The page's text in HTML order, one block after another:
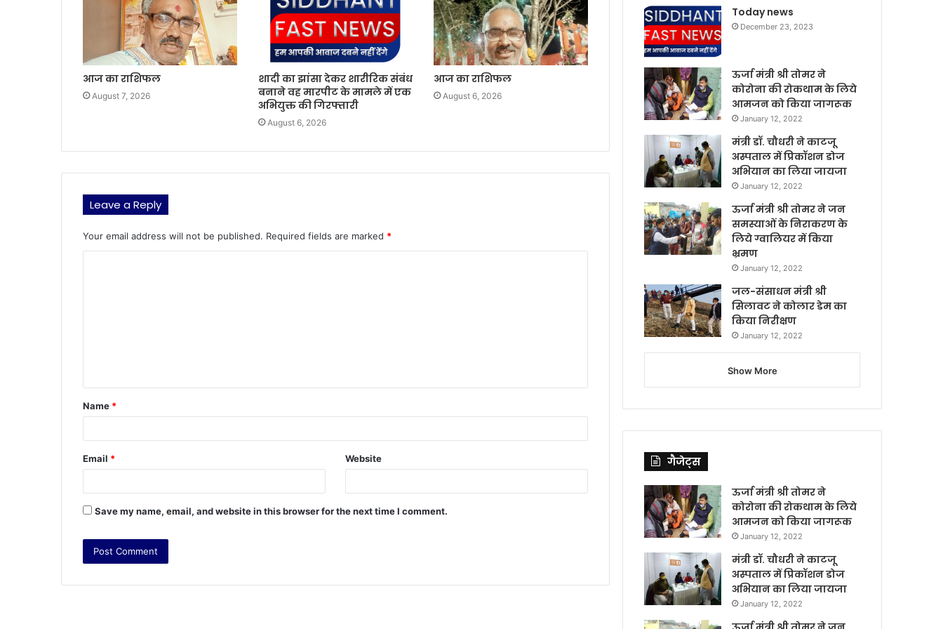
आज का राशिफल
August 7, 2026
शादी का झांसा देकर शारीरिक संबंध
बनाने वह मारपीट के मामले में एक
अभियुक्त की गिरफ्तारी
August 6, 2026
आज का राशिफल
August 6, 2026
Leave a Reply
Your email address will not be published. Required fields are marked *
t
*
Name *
Email * Website
Save my name, email, and website in this browser for the next time I comment.
Today news
December 23, 2023
ऊर्जा मंत्री श्री तोमर ने
कोरोना की रोकथाम के लिये
आमजन को किया जागरूक
January 12, 2022
मंत्री डॉ. चौधरी ने काटजू
अस्पताल में प्रिकॉशन डोज
अभियान का लिया जायजा
January 12, 2022
ऊर्जा मंत्री श्री तोमर ने जन
समस्याओं के निराकरण के
लिये ग्वालियर में किया
भ्रमण
January 12, 2022
जल-संसाधन मंत्री श्री
सिलावट ने कोलार डेम का
किया निरीक्षण
January 12, 2022
Show More
गैजेट्स
ऊर्जा मंत्री श्री तोमर ने
कोरोना की रोकथाम के लिये
आमजन को किया जागरूक
January 12, 2022
मंत्री डॉ. चौधरी ने काटजू
अस्पताल में प्रिकॉशन डोज
अभियान का लिया जायजा
January 12, 2022